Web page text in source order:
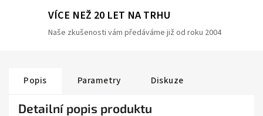
VÍCE NEŽ 20 LET NA TRHU
Naše zkušenosti vám předáváme již od roku 2004
Popis Parametry Diskuze
Detailní popis produktu